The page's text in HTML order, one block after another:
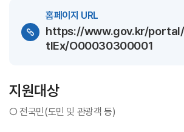
홈페이지 URL
https://www.gov.kr/
tlEx/O00030300001
지원대상
○ 전국민(도민 및 관광객 등)